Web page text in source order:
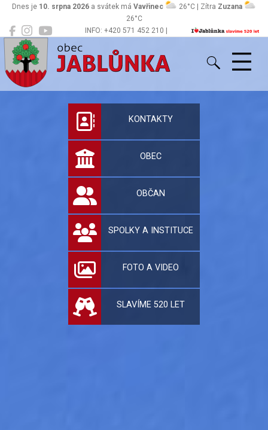
INFO: +420 571 452 210 |
Dnes je 10. srpna 2026 a svátek má Vavřinec 26°C | Zítra Zuzana
26°C
Jablůnka
Oficiální stránky
KONTAKTY
OBEC
OBČAN
SPOLKY A INSTITUCE
FOTO A VIDEO
SLAVÍME 520 LET